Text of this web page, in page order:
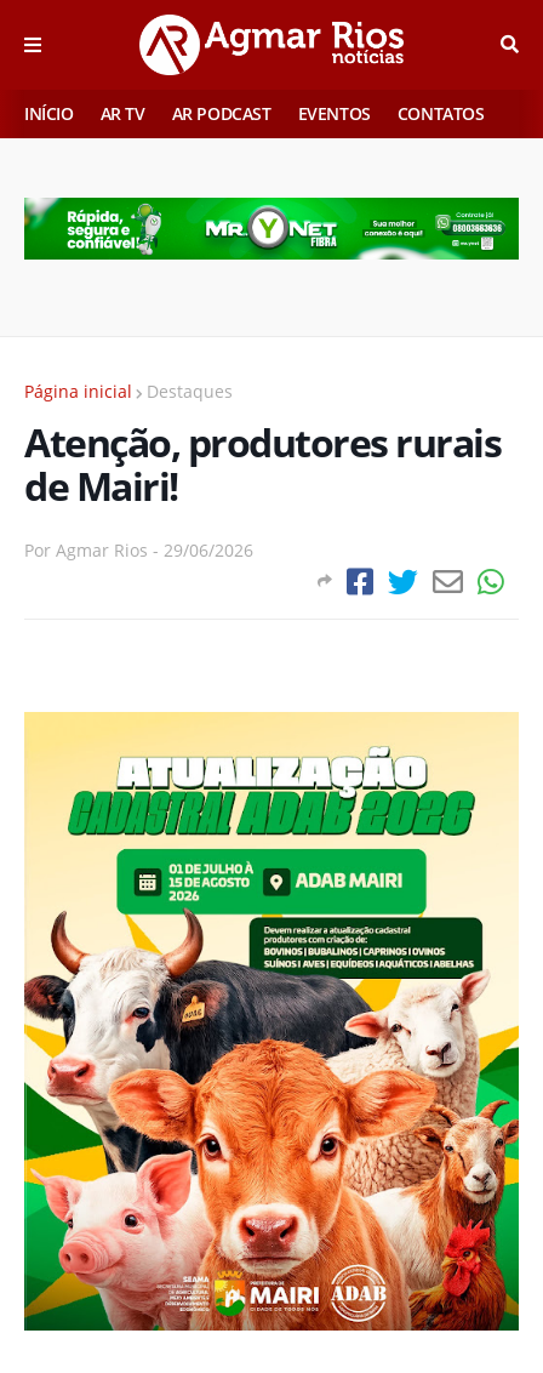
INÍCIO AR TV AR PODCAST EVENTOS CONTATOS
Página inicial Destaques
Atenção, produtores rurais
de Mairi!
Por Agmar Rios - 29/06/2026